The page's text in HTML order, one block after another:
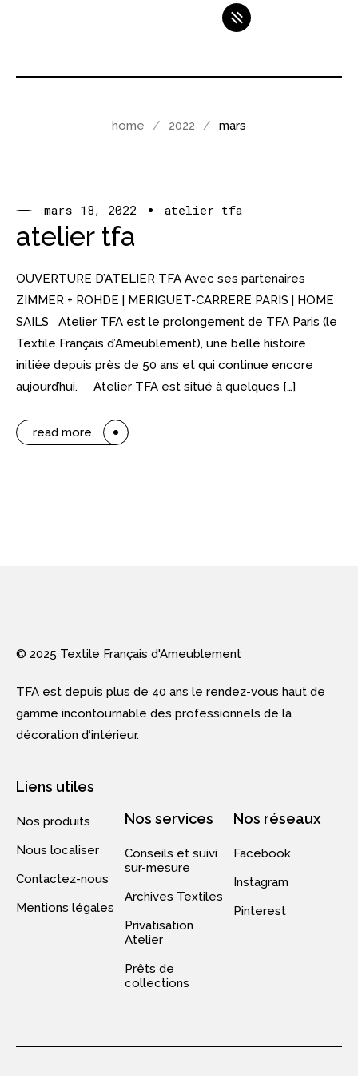
home 2022 mars
mars 18, 2022 atelier tfa
atelier tfa
OUVERTURE D’ATELIER TFA Avec ses partenaires
ZIMMER + ROHDE | MERIGUET-CARRERE PARIS | HOME
SAILS Atelier TFA est le prolongement de TFA Paris (le
Textile Français d’Ameublement), une belle histoire
initiée depuis près de 50 ans et qui continue encore
aujourd’hui. Atelier TFA est situé à quelques […]
read more
© 2025 Textile Français d'Ameublement
TFA est depuis plus de 40 ans le rendez-vous haut de
gamme incontournable des professionnels de la
décoration d‘intérieur.
Liens utiles
Nos produits
Nous localiser
Contactez-nous
Mentions légales
Nos services
Conseils et suivi
sur-mesure
Archives Textiles
Privatisation
Atelier
Prêts de
collections
Nos réseaux
Facebook
Instagram
Pinterest